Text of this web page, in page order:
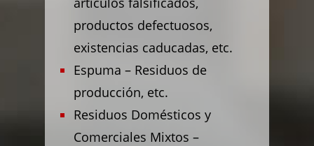
productos defectuosos,
existencias caducadas, etc.
Espuma – Residuos de
producción, etc.
Residuos Domésticos y
Comerciales Mixtos –